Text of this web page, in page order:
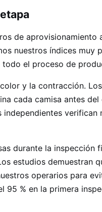
de
nuestros índices muy
el proceso de
y la contracción.
cada camisa antes
durante la inspección
estudios demuestran
operarios para
95 % en la primera